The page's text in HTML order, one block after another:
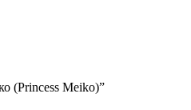
(Princess Meiko)”